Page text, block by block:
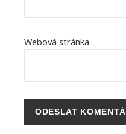
Webová stránka